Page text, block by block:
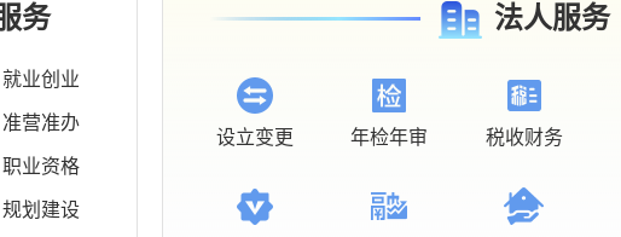
务
就业创业
准营准办
职业资格
规划建设
法人服务
设立变更 年检年审 税收财务